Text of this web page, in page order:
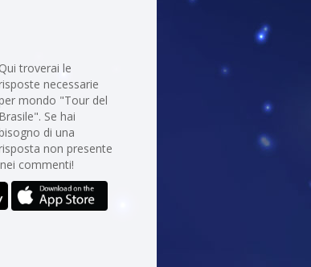
Qui troverai le
necessarie
mondo "Tour del
Brasile". Se hai
di una
non presente
commenti!